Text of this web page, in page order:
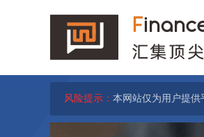
风险提示： 本网站仅为用户提供